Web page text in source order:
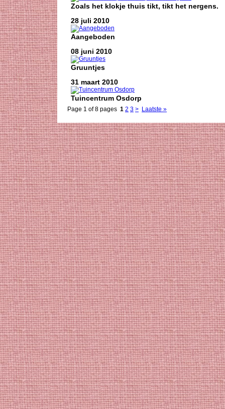
Zoals het klokje thuis tikt, tikt het nergens.
28 juli 2010
Aangeboden
08 juni 2010
Gruuntjes
31 maart 2010
Tuincentrum Osdorp
Page 1 of 8 pages 1 2 3 > Laatste »